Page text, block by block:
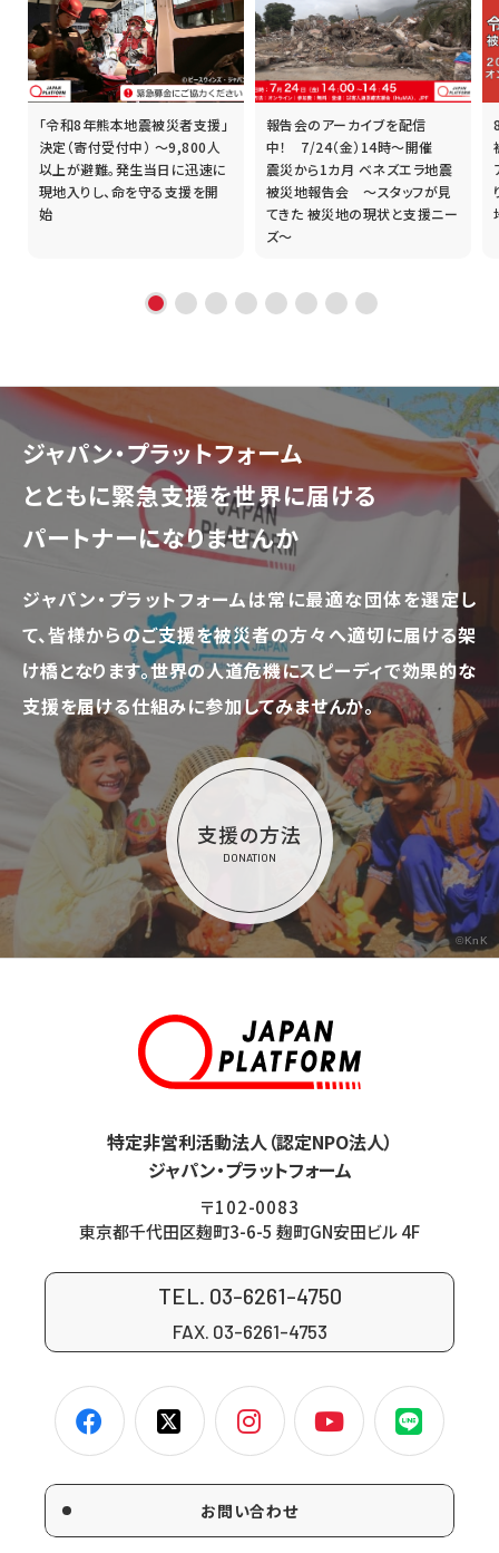
「令和8年熊本地震被災者支援」
決定（寄付受付中） ～9,800人
以上が避難。発生当日に迅速に
現地入りし、命を守る支援を開
始
報告会のアーカイブを配信
中！ 7/24（金）14時～開催
震災から1カ月 ベネズエラ地震
被災地報告会 ～スタッフが見
てきた 被災地の現状と支援ニー
ズ～
ジャパン・プラットフォーム
とともに緊急支援を世界に届ける
パートナーになりませんか
ジャパン・プラットフォームは常に最適な団体を選定し
て、皆様からのご支援を被災者の方々へ適切に届ける架
け橋となります。世界の人道危機にスピーディで効果的な
支援を届ける仕組みに参加してみませんか。
支援の方法
DONATION
©KnK
特定非営利活動法人（認定NPO法人）
ジャパン・プラットフォーム
〒102-0083
東京都千代田区麹町3-6-5 麹町GN安田ビル 4F
TEL. 03-6261-4750
FAX. 03-6261-4753
お問い合わせ